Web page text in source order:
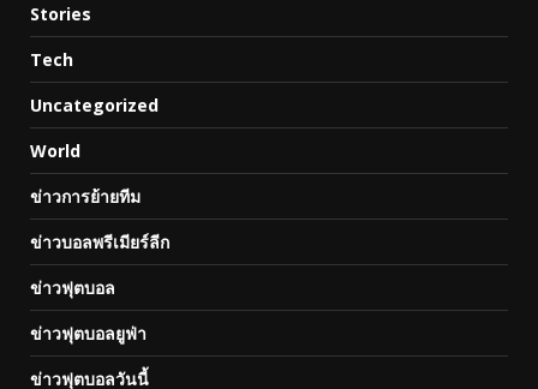
Stories
Tech
Uncategorized
World
ข่าวการย้ายทีม
ข่าวบอลพรีเมียร์ลีก
ข่าวฟุตบอล
ข่าวฟุตบอลยูฟ่า
ข่าวฟุตบอลวันนี้